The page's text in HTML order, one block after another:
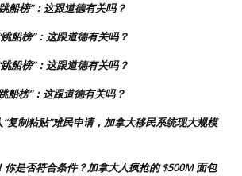
船榜”：这跟道德有关吗？
船榜”：这跟道德有关吗？
船榜”：这跟道德有关吗？
船榜”：这跟道德有关吗？
“复制粘贴”难民申请，加拿大移民系统现大规模
你是否符合条件？加拿大人疯抢的 $500M 面包